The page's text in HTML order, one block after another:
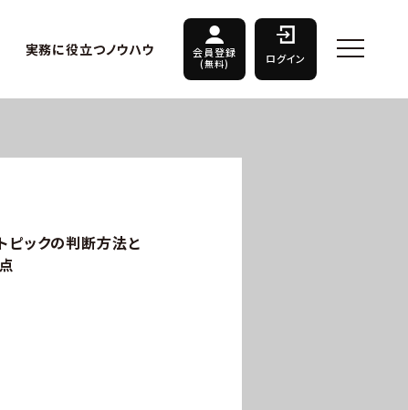
実務に役立つノウハウ 会員登録
(無料) ログイン
ピックの判断方法と